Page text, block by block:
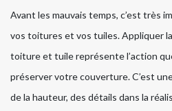
Avant les mauvais temps, c’est très
vos toitures et vos tuiles. Appliquer
toiture et tuile représente l’action
préserver votre couverture. C’est
de la hauteur, des détails dans la